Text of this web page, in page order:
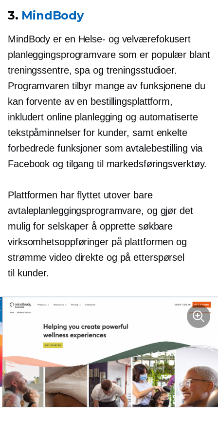
3. MindBody
MindBody er en Helse- og velværefokusert
planleggingsprogramvare som er populær blant
treningssentre, spa og treningsstudioer.
Programvaren tilbyr mange av funksjonene du
kan forvente av en bestillingsplattform,
inkludert online planlegging og automatiserte
tekstpåminnelser for kunder, samt enkelte
forbedrede funksjoner som avtalebestilling via
Facebook og tilgang til markedsføringsverktøy.
Plattformen har flyttet utover bare
avtaleplanleggingsprogramvare, og gjør det
mulig for selskaper å opprette søkbare
virksomhetsoppføringer på plattformen og
strømme video direkte og på etterspørsel
til kunder.